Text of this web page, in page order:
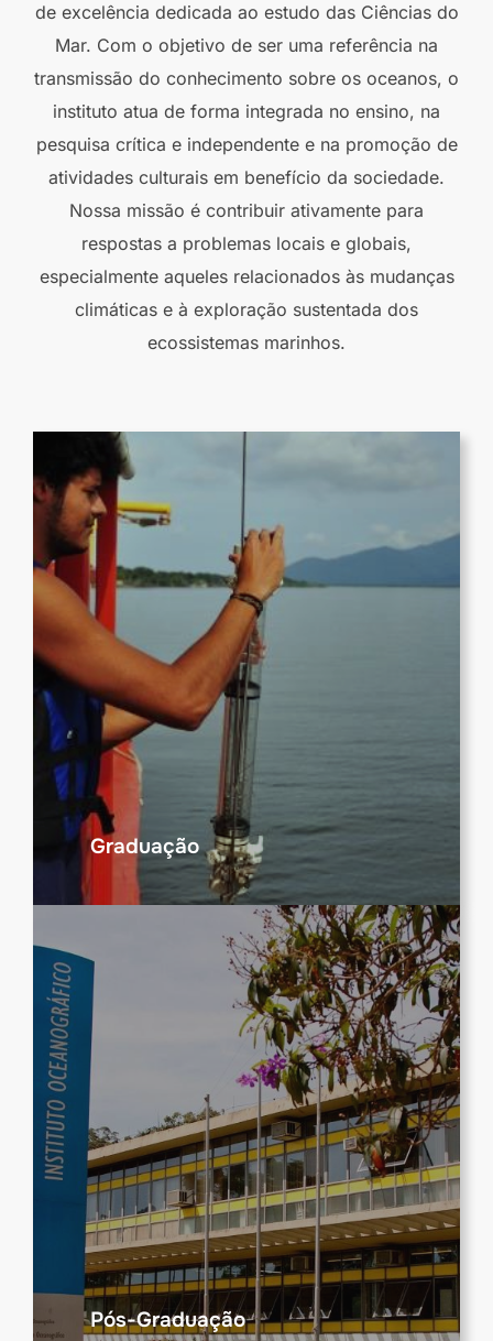
de excelência dedicada ao estudo das Ciências do
Mar. Com o objetivo de ser uma referência na
transmissão do conhecimento sobre os oceanos, o
instituto atua de forma integrada no ensino, na
pesquisa crítica e independente e na promoção de
atividades culturais em benefício da sociedade.
Nossa missão é contribuir ativamente para
respostas a problemas locais e globais,
especialmente aqueles relacionados às mudanças
climáticas e à exploração sustentada dos
ecossistemas marinhos.
Graduação
Pós-Graduação